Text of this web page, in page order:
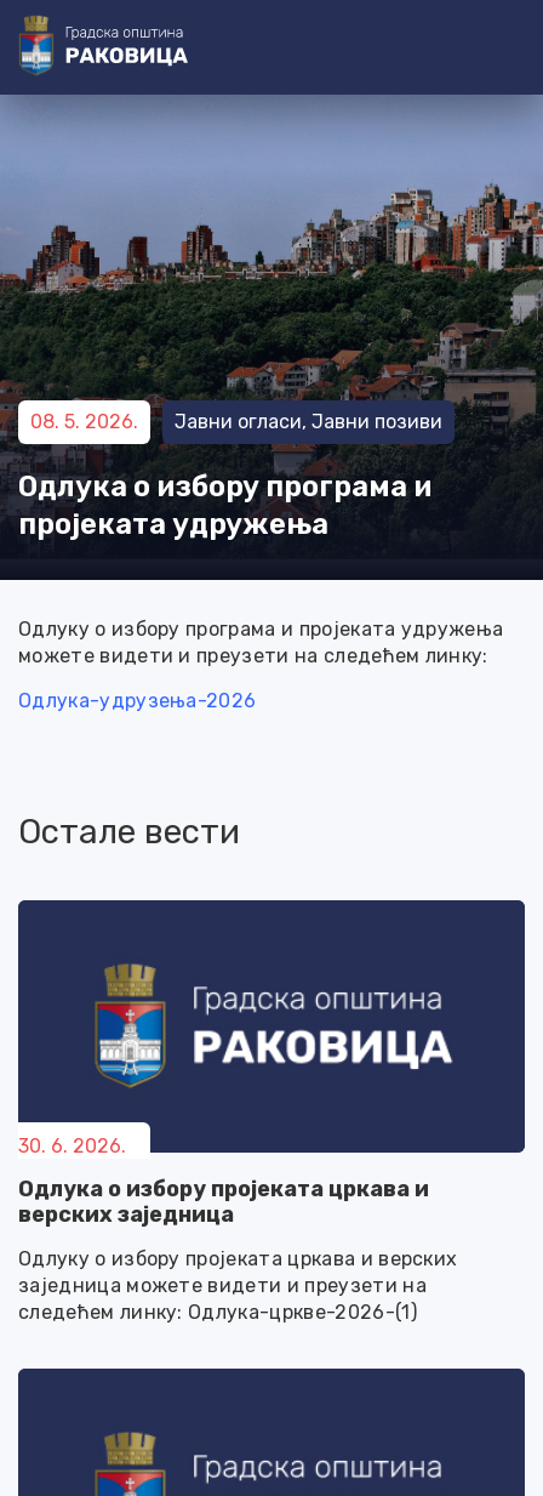
@=[3-0]=@@=[4-0]=@ @=[4-1]=@ @=[4-2]=@ @=[4-3]=@
@=[4-4]=@@=[4-5]=@
08. 5. 2026. Јавни огласи, Јавни позиви
Одлука о избору програма и
пројеката удружења
Одлуку о избору програма и пројеката удружења
можете видети и преузети на следећем линку:
Одлука-удрузења-2026
Остале вести
30. 6. 2026.
Одлука о избору пројеката цркава и
верских заједница
Одлуку о избору пројеката цркава и верских
заједница можете видети и преузети на
следећем линку: Одлука-цркве-2026-(1)